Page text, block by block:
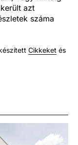
azt
száma
Cikkeket és